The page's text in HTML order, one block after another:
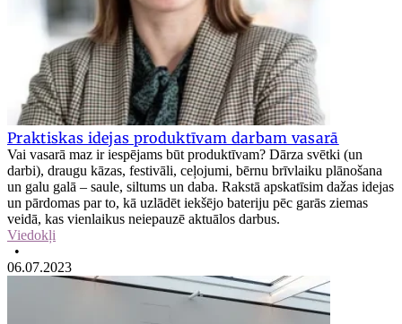
Praktiskas idejas produktīvam darbam vasarā
Vai vasarā maz ir iespējams būt produktīvam? Dārza svētki (un
darbi), draugu kāzas, festivāli, ceļojumi, bērnu brīvlaiku plānošana
un galu galā – saule, siltums un daba. Rakstā apskatīsim dažas idejas
un pārdomas par to, kā uzlādēt iekšējo bateriju pēc garās ziemas
veidā, kas vienlaikus neiepauzē aktuālos darbus.
Viedokļi
•
06.07.2023